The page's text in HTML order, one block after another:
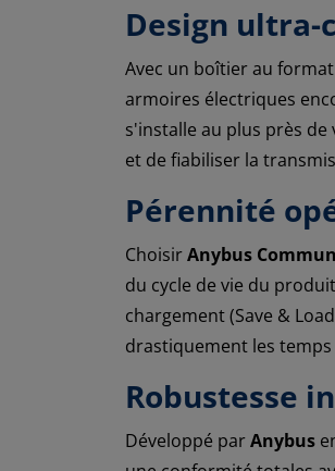
Design
Avec un boîtier au
armoires électriques
s'installe au plus près
et de fiabiliser la
Pérennité
ChoisirAnybus
du cycle de vie du
chargement (Save &
drastiquement les
Robustesse
Développé parAnybus